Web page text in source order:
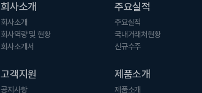
회사소개
회사소개
회사역량 및 현황
회사소개서
주요실적
주요실적
국내거래처현황
신규수주
고객지원
공지사항
제품소개
제품소개